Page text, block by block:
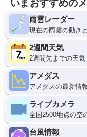
いまおすすめの
雨雲レーダー
現在の雨雲の動き
2週間天気
2週間先までの天
アメダス
アメダスの最新情
ライブカメラ
全国2500地点の空
台風情報